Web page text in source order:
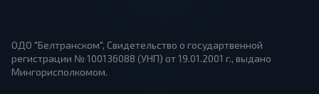
ОДО "Белтранском", Свидетельство о государтвенной
регистрации № 100136088 (УНП) от 19.01.2001 г., выдано
Мингорисполкомом.